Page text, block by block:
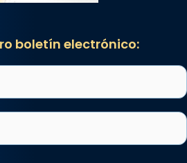
boletín electrónico: